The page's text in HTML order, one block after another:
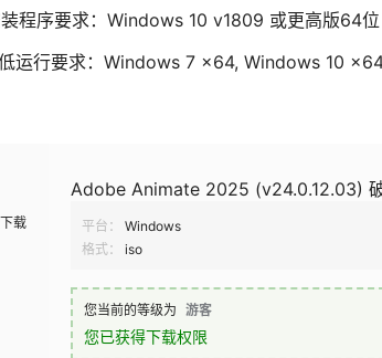
程序要求：Windows 10 v1809 或更高版64位
运行要求：Windows 7 x64, Windows 10
载
Adobe Animate 2025 (v24.0.12.03)
平台： Windows
格式：
iso
您当前的等级为 游客
您已获得下载权限